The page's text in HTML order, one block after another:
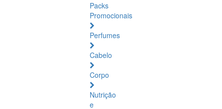
Packs
Promocionais
Perfumes
Cabelo
Corpo
Nutrição
e